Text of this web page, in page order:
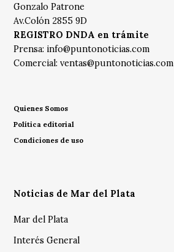
Gonzalo Patrone
Av.Colón 2855 9D
REGISTRO DNDA en trámite
Prensa: info@puntonoticias.com
Comercial:ventas@puntonoticias.com
Quienes Somos
Política editorial
Condiciones de uso
Noticias de Mar del Plata
Mar del Plata
Interés General